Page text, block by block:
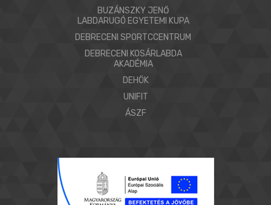
BUZÁNSZKY JENŐ
LABDARUGÓ EGYETEMI KUPA
DEBRECENI SPORTCCENTRUM
DEBRECENI KOSÁRLABDA
AKADÉMIA
DEHÖK
UNIFIT
ÁSZF